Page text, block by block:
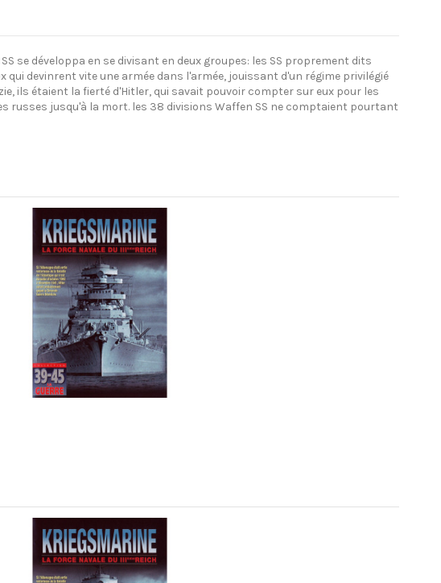
se développa en se divisant en deux groupes: les SS proprement dits
devinrent vite une armée dans l'armée, jouissant d'un régime privilégié
ils étaient la fierté d'Hitler, qui savait pouvoir compter sur eux pour les
russes jusqu'à la mort. les 38 divisions Waffen SS ne comptaient pourtant